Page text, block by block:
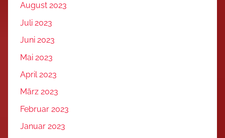
August 2023
Juli 2023
Juni 2023
Mai 2023
April 2023
März 2023
Februar 2023
Januar 2023